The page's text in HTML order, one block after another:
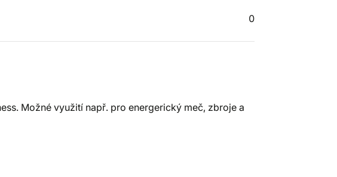
0
Možné využití např. pro energerický meč, zbroje a